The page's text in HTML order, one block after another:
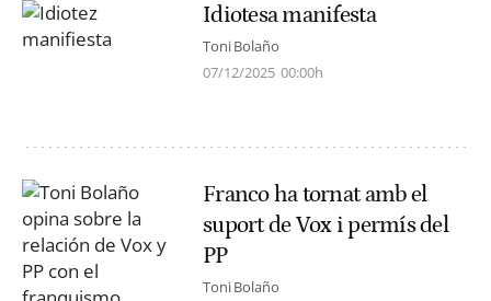
Idiotesa manifesta
Toni Bolaño
07/12/2025 00:00h
Franco ha tornat amb el
suport de Vox i permís del
PP
Toni Bolaño